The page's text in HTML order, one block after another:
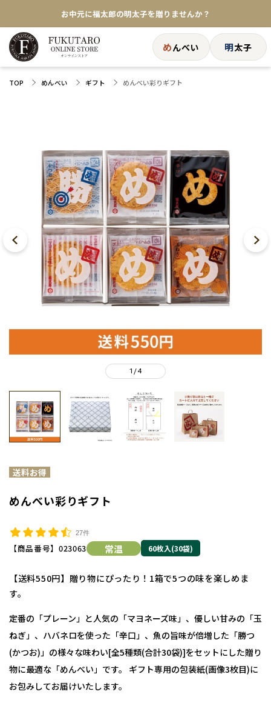
★めんべい25周年記念商品が登場★
【色々な味を試したい方へ】ポストイン！めんべい
送料全国一律770円！10,800円以上で送料無料
めんべい 明太子
TOP めんべい ギフト めんべい彩りギフト
1 /4
めんべい彩りギフト
27件
【商品番号】 023063 常温 60枚入(30袋)
【送料550円】贈り物にぴったり！1箱で5つの味を楽しめま
す。
定番の「プレーン」と人気の「マヨネーズ味」、優しい甘みの「玉
ねぎ」、ハバネロを使った「辛口」、魚の旨味が倍増した「勝つ
(かつお)」の様々な味わい[全5種類(合計30袋)]をセットにした贈り
物に最適な「めんべい」です。 ギフト専用の包装紙(画像3枚目)に
お包みしてお届けいたします。